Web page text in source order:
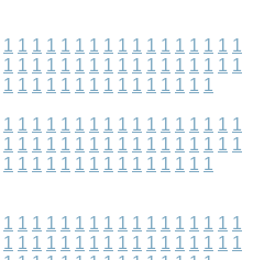
1 1 1 1 1 1 1 1 1 1 1 1 1 1 1 1 1
1 1 1 1 1 1 1 1 1 1 1 1 1 1 1 1 1
1 1 1 1 1 1 1 1 1 1 1 1 1 1 1
1 1 1 1 1 1 1 1 1 1 1 1 1 1 1 1 1
1 1 1 1 1 1 1 1 1 1 1 1 1 1 1 1 1
1 1 1 1 1 1 1 1 1 1 1 1 1 1 1
1 1 1 1 1 1 1 1 1 1 1 1 1 1 1 1 1
1 1 1 1 1 1 1 1 1 1 1 1 1 1 1 1 1